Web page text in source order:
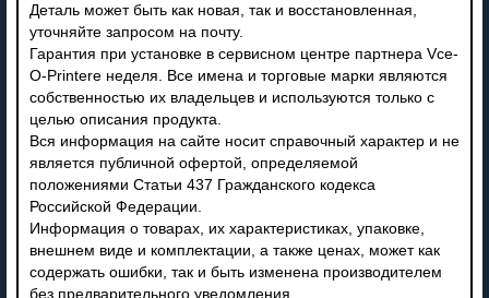
Деталь может быть как новая, так и восстановленная,
уточняйте запросом на почту.
Гарантия при установке в сервисном центре партнера Vce-
O-Printere неделя. Все имена и торговые марки являются
собственностью их владельцев и используются только с
целью описания продукта.
Вся информация на сайте носит справочный характер и не
является публичной офертой, определяемой
положениями Статьи 437 Гражданского кодекса
Российской Федерации.
Информация о товарах, их характеристиках, упаковке,
внешнем виде и комплектации, а также ценах, может как
содержать ошибки, так и быть изменена производителем
без предварительного уведомления.